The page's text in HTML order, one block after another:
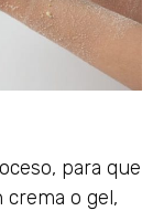
para que
crema o gel,